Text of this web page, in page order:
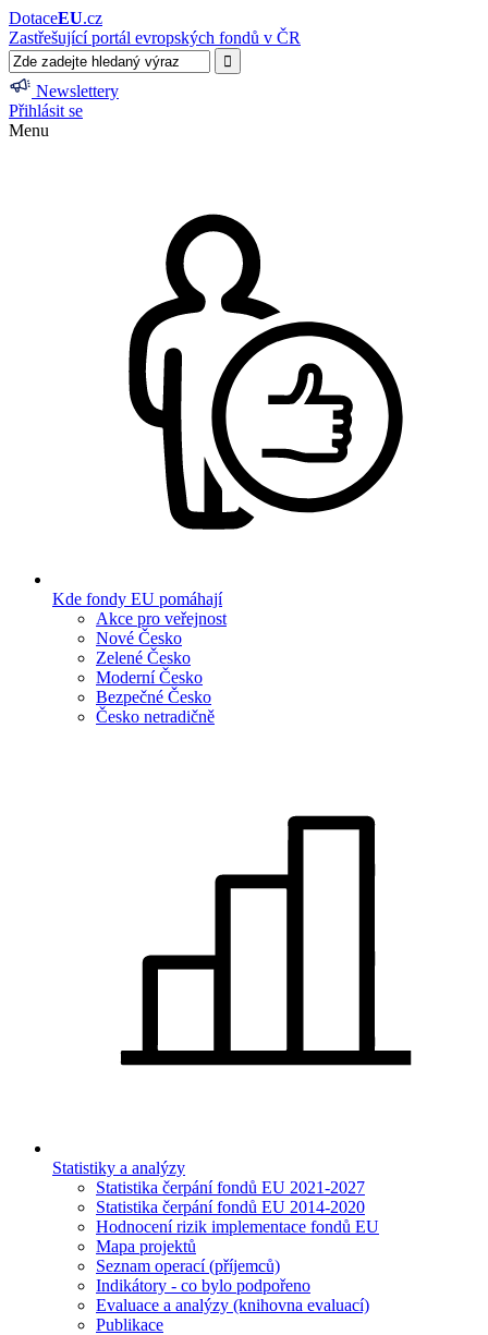
DotaceEU.cz
Zastřešující portál evropských fondů v ČR
Newslettery
Přihlásit se
Menu
Kde fondy EU pomáhají
Akce pro veřejnost
Nové Česko
Zelené Česko
Moderní Česko
Bezpečné Česko
Česko netradičně
Statistiky a analýzy
Statistika čerpání fondů EU 2021-2027
Statistika čerpání fondů EU 2014-2020
Hodnocení rizik implementace fondů EU
Mapa projektů
Seznam operací (příjemců)
Indikátory - co bylo podpořeno
Evaluace a analýzy (knihovna evaluací)
Publikace